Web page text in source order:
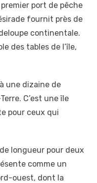
port de pêche
fournit près de
continentale.
des tables de l’île,
une dizaine de
C’est une île
pour ceux qui
longueur pour deux
comme un
ouest, dont la